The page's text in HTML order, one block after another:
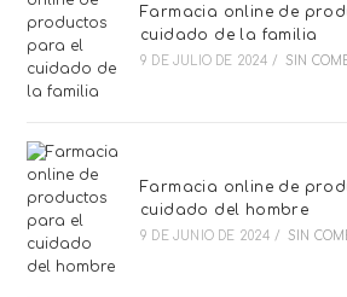
Farmacia online de
cuidado de la familia
9 DE JULIO DE 2024 / SIN
Farmacia online de
cuidado del hombre
9 DE JUNIO DE 2024 / SIN